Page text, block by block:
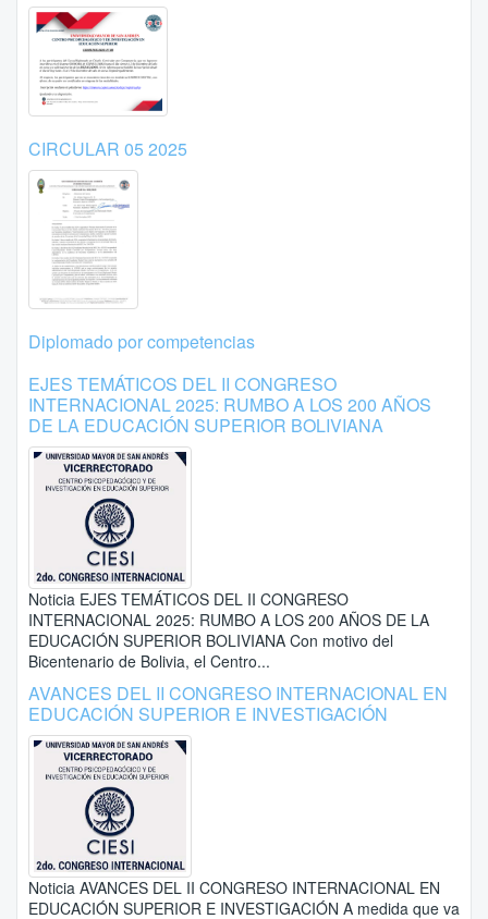
CIRCULAR 05 2025
Diplomado por competencias
EJES TEMÁTICOS DEL II CONGRESO
INTERNACIONAL 2025: RUMBO A LOS 200 AÑOS
DE LA EDUCACIÓN SUPERIOR BOLIVIANA
Noticia EJES TEMÁTICOS DEL II CONGRESO
INTERNACIONAL 2025: RUMBO A LOS 200 AÑOS DE LA
EDUCACIÓN SUPERIOR BOLIVIANA Con motivo del
Bicentenario de Bolivia, el Centro...
AVANCES DEL II CONGRESO INTERNACIONAL EN
EDUCACIÓN SUPERIOR E INVESTIGACIÓN
Noticia AVANCES DEL II CONGRESO INTERNACIONAL EN
EDUCACIÓN SUPERIOR E INVESTIGACIÓN A medida que va